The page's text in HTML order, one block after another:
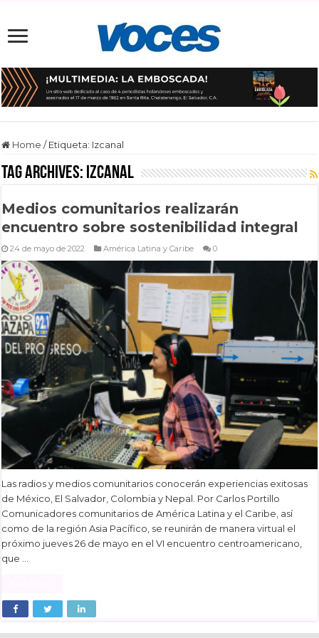
Home / Etiqueta: Izcanal
Tag Archives: Izcanal
Medios comunitarios realizarán
encuentro sobre sostenibilidad integral
24 de mayo de 2022 América Latina y Caribe 0
Las radios y medios comunitarios conocerán experiencias exitosas
de México, El Salvador, Colombia y Nepal. Por Carlos Portillo
Comunicadores comunitarios de América Latina y el Caribe, así
como de la región Asia Pacífico, se reunirán de manera virtual el
próximo jueves 26 de mayo en el VI encuentro centroamericano,
que …